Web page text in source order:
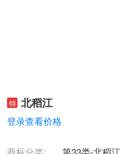
特 北稻江
登录查看价格